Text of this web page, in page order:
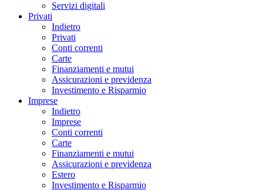
Servizi digitali
Privati
Indietro
Privati
Conti correnti
Carte
Finanziamenti e mutui
Assicurazioni e previdenza
Investimento e Risparmio
Imprese
Indietro
Imprese
Conti correnti
Carte
Finanziamenti e mutui
Assicurazioni e previdenza
Estero
Investimento e Risparmio